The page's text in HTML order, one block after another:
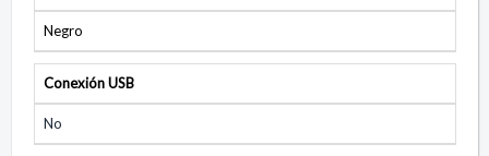
Negro
Conexión USB
No